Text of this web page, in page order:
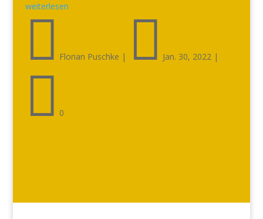
weiterlesen
 Florian Puschke |  Jan. 30, 2022|
 0